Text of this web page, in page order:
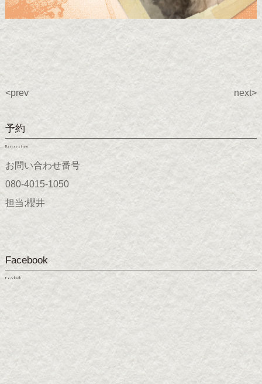
<prev next>
予約
Reservation
お問い合わせ番号
080-4015-1050
担当;櫻井
Facebook
Facebook